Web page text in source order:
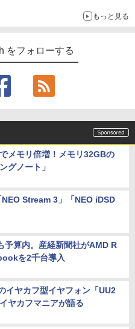
もっと見る
をフォローする
メモリ倍増！メモリ32GBの
グノート」
Stream 3」「NEO iDSD
予算内。産経新聞社がAMD R
を2千台導入
イヤカフ型イヤフォン「UU2
ヤカフマニアが語る